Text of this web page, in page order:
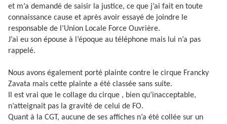
et m’a demandé de saisir la justice, ce que j’ai fait en toute
connaissance cause et après avoir essayé de joindre le
responsable de l’Union Locale Force Ouvrière.
J’ai eu son épouse à l’époque au téléphone mais lui n’a pas
rappelé.
Nous avons également porté plainte contre le cirque Francky
Zavata mais cette plainte a été classée sans suite.
Il est vrai que le collage du cirque , bien qu’inacceptable,
n’atteignait pas la gravité de celui de FO.
Quant à la CGT, aucune de ses affiches n’a été collée sur un